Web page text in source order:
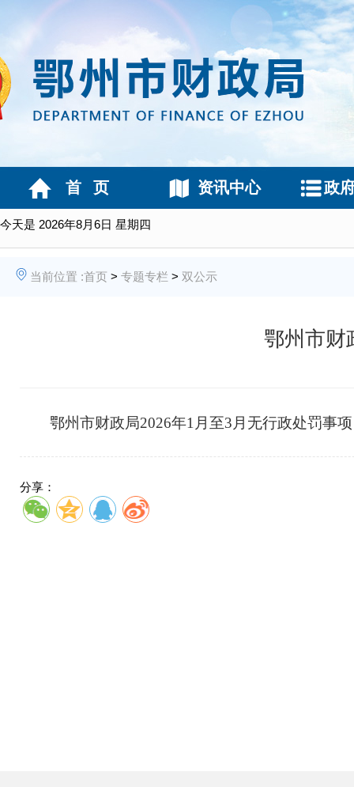
今天是 2026年8月6日 星期四
首 页 资讯中心 政
当前位置 :首页 > 专题专栏 > 双公示
鄂州市财
鄂州市财政局2026年1月至3月无行政处罚事
分享：